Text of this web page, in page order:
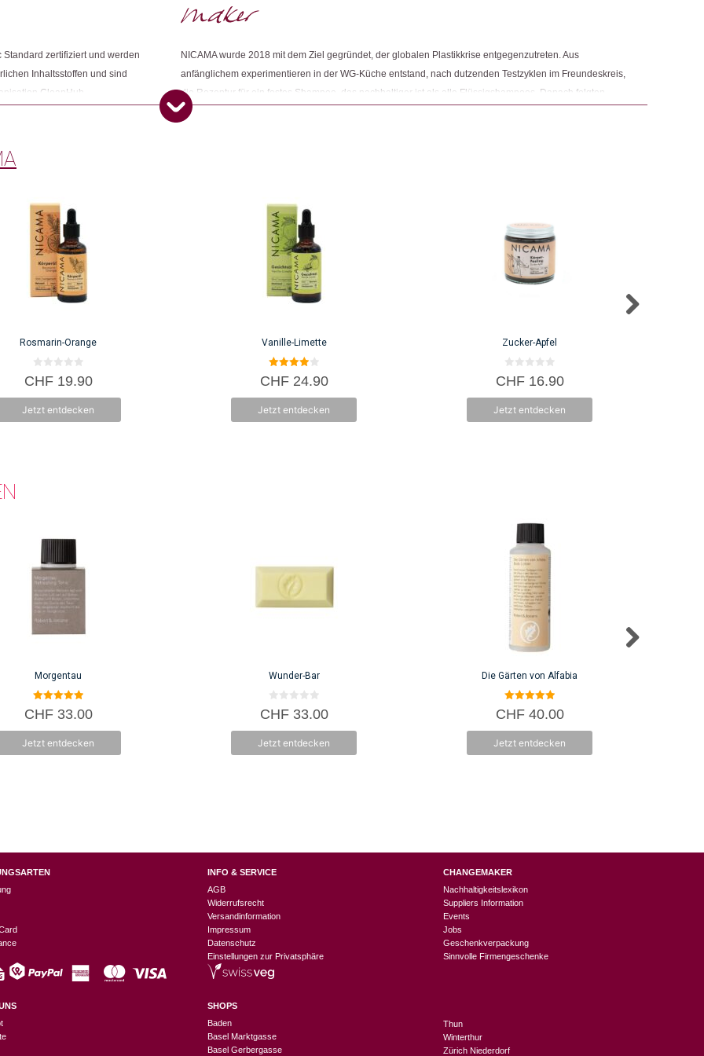
Dieses Produkt weiterempfehlen:
Standard zertifiziert und werden
Inhaltsstoffen und sind
CleanHub
NICAMA wurde 2018 mit dem Ziel gegründet, der globalen Plastikkrise entgegenzutreten. Aus
anfänglichem experimentieren in der WG-Küche entstand, nach dutzenden Testzyklen im Freundeskreis,
die Rezeptur für ein festes Shampoo, das nachhaltiger ist als alle Flüssigshampoos. Danach folgten
schnell weitere Produkte. Um der Kreislaufwirtschaft noch einen Schritt näher zu kommen, hat NICAMA
Rosmarin-Orange
0
v
5
CHF19.90
Jetzt entdecken
Vanille-Limette
4.00
von 5
CHF24.90
Jetzt entdecken
Zucker-Apfel
0
v
5
CHF16.90
Jetzt entdecken
Morgentau
5.00
von 5
CHF33.00
Jetzt entdecken
Wunder-Bar
0
v
5
CHF33.00
Jetzt entdecken
Die Gärten von Alfabia
5.00
von 5
CHF40.00
Jetzt entdecken
INFO & SERVICE
AGB
Widerrufsrecht
Versandinformation
Impressum
Datenschutz
Einstellungen zur Privatsphäre
SHOPS
Baden
Basel Marktgasse
Basel Gerbergasse
CHANGEMAKER
Nachhaltigkeitslexikon
Suppliers Information
Events
Jobs
Geschenkverpackung
Sinnvolle Firmengeschenke
Thun
Winterthur
Zürich Niederdorf